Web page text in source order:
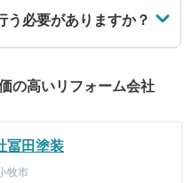
必要がありますか？
の高いリフォーム会社
冨田塗装
牧市